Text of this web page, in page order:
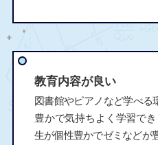
教育内容が良い
図書館やピアノなど学べる
豊かで気持ちよく学習で
生が個性豊かでゼミなどが